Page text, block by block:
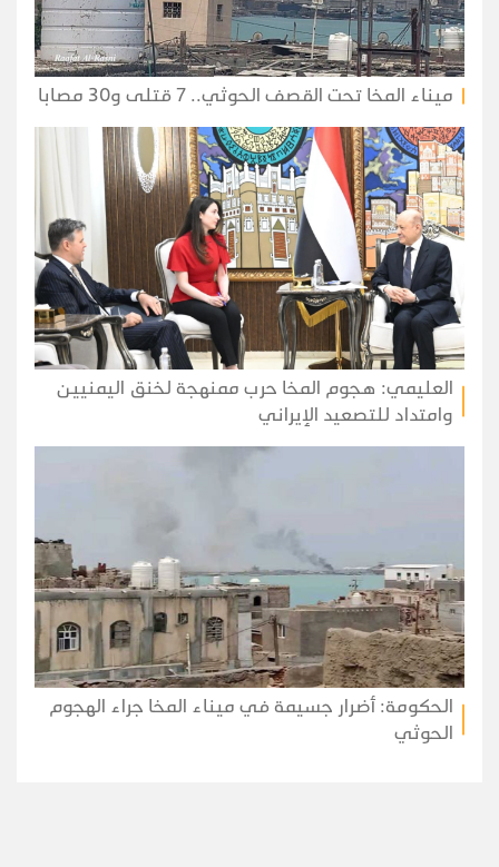
ميناء المخا تحت القصف الحوثي.. 7 قتلى و30 مصابا
العليمي: هجوم المخا حرب ممنهجة لخنق اليمنيين
وامتداد للتصعيد الإيراني
الحكومة: أضرار جسيمة في ميناء المخا جراء الهجوم
الحوثي